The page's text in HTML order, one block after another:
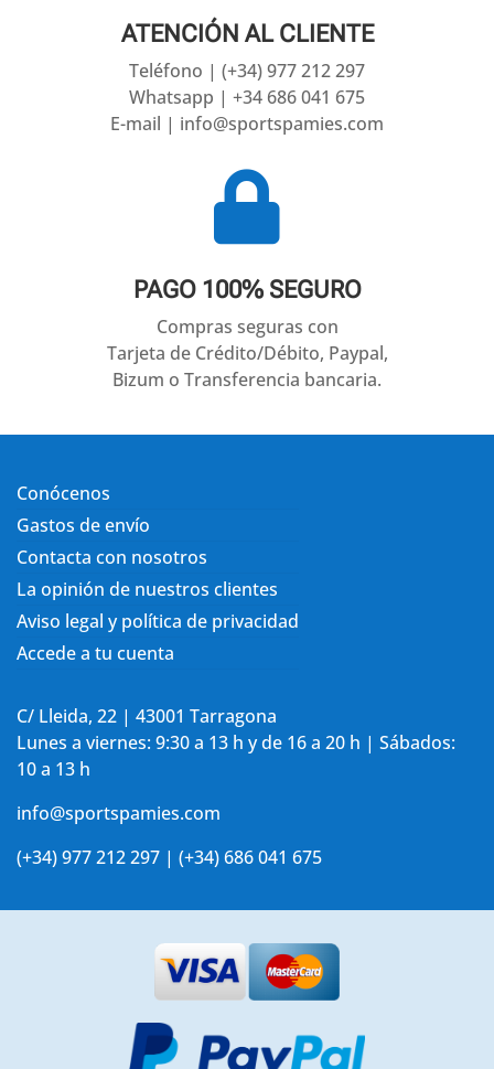
ATENCIÓN AL CLIENTE
Teléfono | (+34) 977 212 297
Whatsapp | +34 686 041 675
E-mail | info@sportspamies.com

PAGO 100% SEGURO
Compras seguras con
Tarjeta de Crédito/Débito, Paypal,
Bizum o Transferencia bancaria.
Conócenos
Gastos de envío
Contacta con nosotros
La opinión de nuestros clientes
Aviso legal y política de privacidad
Accede a tu cuenta
C/ Lleida, 22 | 43001 Tarragona
Lunes a viernes: 9:30 a 13 h y de 16 a 20 h | Sábados:
10 a 13 h
info@sportspamies.com
(+34) 977 212 297 | (+34) 686 041 675